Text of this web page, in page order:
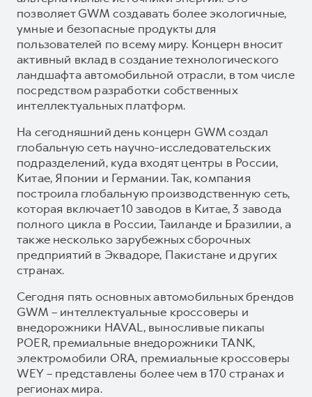
позволяет GWM создавать более экологичные,
умные и безопасные продукты для
пользователей по всему миру. Концерн вносит
активный вклад в создание технологического
ландшафта автомобильной отрасли, в том числе
посредством разработки собственных
интеллектуальных платформ.
На сегодняшний день концерн GWM создал
глобальную сеть научно-исследовательских
подразделений, куда входят центры в России,
Китае, Японии и Германии. Так, компания
построила глобальную производственную сеть,
которая включает 10 заводов в Китае, 3 завода
полного цикла в России, Таиланде и Бразилии, а
также несколько зарубежных сборочных
предприятий в Эквадоре, Пакистане и других
странах.
Сегодня пять основных автомобильных брендов
GWM – интеллектуальные кроссоверы и
внедорожники HAVAL, выносливые пикапы
POER, премиальные внедорожники TANK,
электромобили ORA, премиальные кроссоверы
WEY – представлены более чем в 170 странах и
регионах мира.